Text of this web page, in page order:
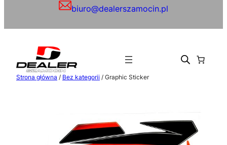
biuro@dealerszamocin.pl
Strona główna / Bez kategorii / Graphic Sticker